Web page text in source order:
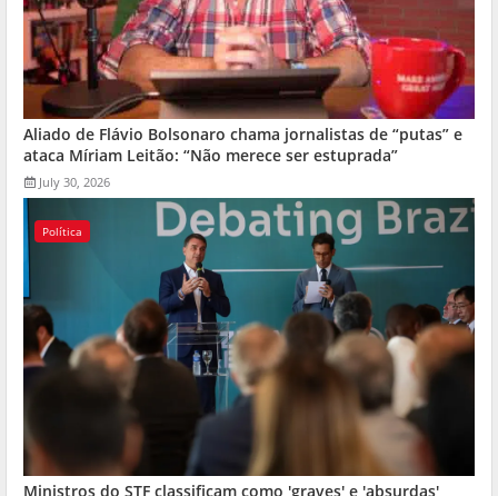
Aliado de Flávio Bolsonaro chama jornalistas de “putas” e
ataca Míriam Leitão: “Não merece ser estuprada”
July 30, 2026
Política
Ministros do STF classificam como 'graves' e 'absurdas'